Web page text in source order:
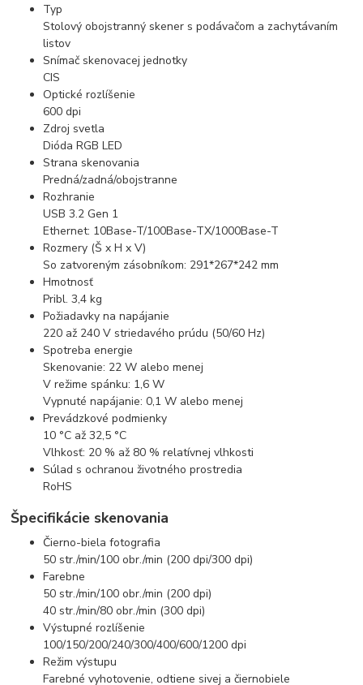
Typ
Stolový obojstranný skener s podávačom a zachytávaním
listov
Snímač skenovacej jednotky
CIS
Optické rozlíšenie
600 dpi
Zdroj svetla
Dióda RGB LED
Strana skenovania
Predná/zadná/obojstranne
Rozhranie
USB 3.2 Gen 1
Ethernet: 10Base-T/100Base-TX/1000Base-T
Rozmery (Š x H x V)
So zatvoreným zásobníkom: 291*267*242 mm
Hmotnosť
Pribl. 3,4 kg
Požiadavky na napájanie
220 až 240 V striedavého prúdu (50/60 Hz)
Spotreba energie
Skenovanie: 22 W alebo menej
V režime spánku: 1,6 W
Vypnuté napájanie: 0,1 W alebo menej
Prevádzkové podmienky
10 °C až 32,5 °C
Vlhkosť: 20 % až 80 % relatívnej vlhkosti
Súlad s ochranou životného prostredia
RoHS
Špecifikácie skenovania
Čierno-biela fotografia
50 str./min/100 obr./min (200 dpi/300 dpi)
Farebne
50 str./min/100 obr./min (200 dpi)
40 str./min/80 obr./min (300 dpi)
Výstupné rozlíšenie
100/150/200/240/300/400/600/1200 dpi
Režim výstupu
Farebné vyhotovenie, odtiene sivej a čiernobiele